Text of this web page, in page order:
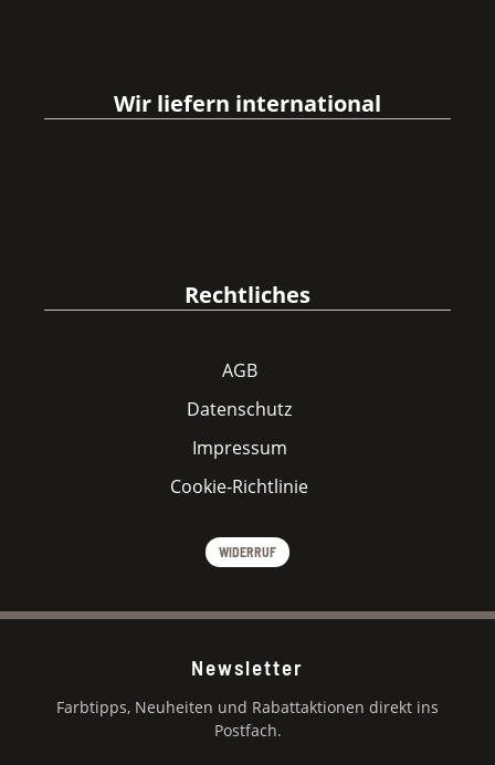
Wir liefern international
Rechtliches
AGB
Datenschutz
Impressum
Cookie-Richtlinie
WIDERRUF
Newsletter
Farbtipps, Neuheiten und Rabattaktionen direkt ins
Postfach.